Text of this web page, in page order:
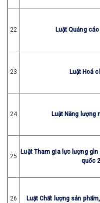
22 Luật Quảng
23 Luật Hoá
24 Luật Năng lượng
25
Luật Tham gia lực lượng
quốc
26 Luật Chất lượng sản